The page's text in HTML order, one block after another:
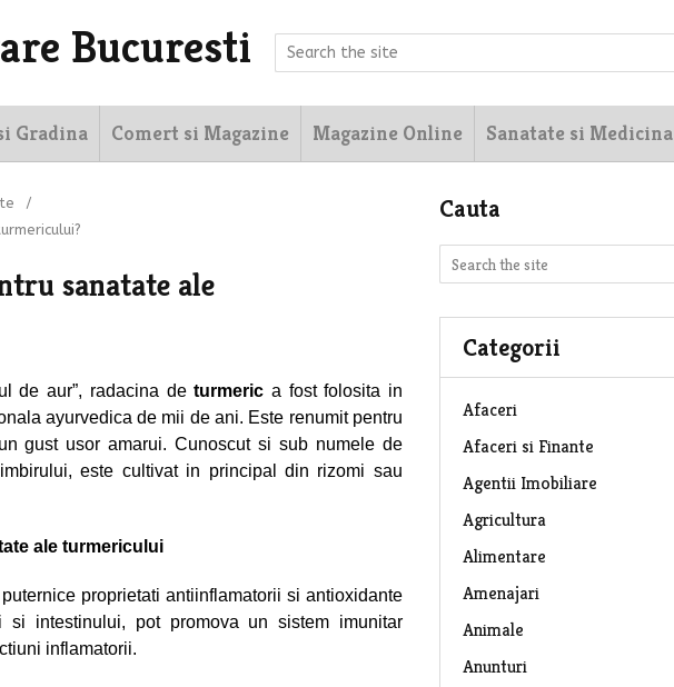
Bucuresti
Gradina Comert si Magazine Magazine Online Sanatate si Medicina
/
sanatate ale
de aur”, radacina deturmeric a fost folosita in
ayurvedica de mii de ani. Este renumit pentru
gust usor amarui. Cunoscut si sub numele de
este cultivat in principal din rizomi sau
ale turmericului
proprietati antiinflamatorii si antioxidante
si intestinului, pot promova un sistem imunitar
inflamatorii.
Cauta
Categorii
Afaceri
Afaceri si Finante
Agentii Imobiliare
Agricultura
Alimentare
Amenajari
Animale
Anunturi